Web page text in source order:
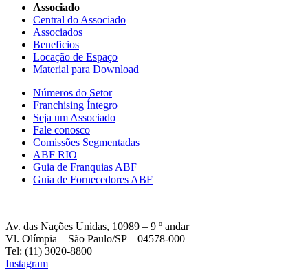
Associado
Central do Associado
Associados
Beneficios
Locação de Espaço
Material para Download
Números do Setor
Franchising Íntegro
Seja um Associado
Fale conosco
Comissões Segmentadas
ABF RIO
Guia de Franquias ABF
Guia de Fornecedores ABF
Av. das Nações Unidas, 10989 – 9 º andar
Vl. Olímpia – São Paulo/SP – 04578-000
Tel: (11) 3020-8800
Instagram